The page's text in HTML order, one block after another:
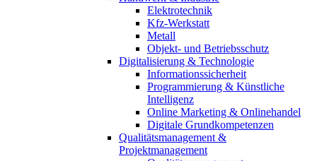
Elektrotechnik
Kfz-Werkstatt
Metall
Objekt- und Betriebsschutz
Digitalisierung & Technologie
Informationssicherheit
Programmierung & Künstliche
Intelligenz
Online Marketing & Onlinehandel
Digitale Grundkompetenzen
Qualitätsmanagement &
Projektmanagement